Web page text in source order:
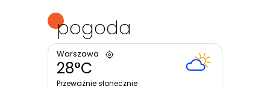
pogoda
Warszawa
28°C
Przeważnie słonecznie